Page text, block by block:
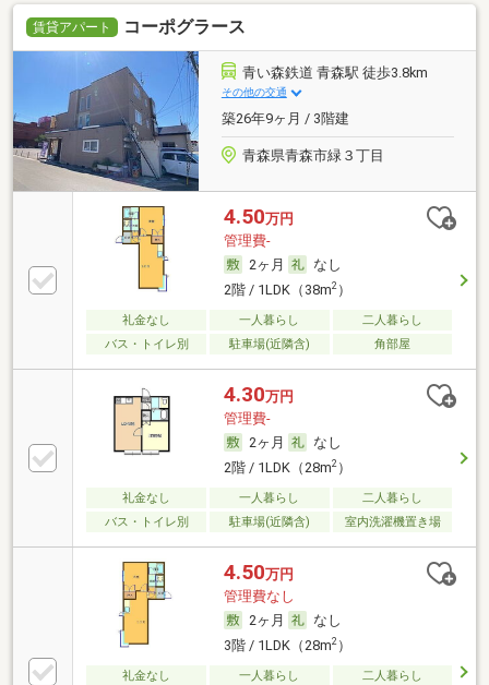
賃貸アパート コーポグラース
青い森鉄道 青森駅 徒歩3.8km
その他の交通
築26年9ヶ月 / 3階建
青森県青森市緑３丁目
4.50万円
管理費-
2ヶ月
なし
2階 / 1LDK（38m2）
礼金なし 一人暮らし
二人暮らし
バス・トイレ別
駐車場(近隣含) 角部屋
4.30万円
管理費-
2ヶ月
なし
2階 / 1LDK（28m2）
礼金なし 一人暮らし
二人暮らし
バス・トイレ別
駐車場(近隣含) 室内洗濯機置き場
4.50万円
管理費なし
2ヶ月
なし
3階 / 1LDK（28m2）
礼金なし 一人暮らし
二人暮らし